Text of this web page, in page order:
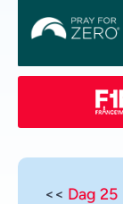
<< Dag 25